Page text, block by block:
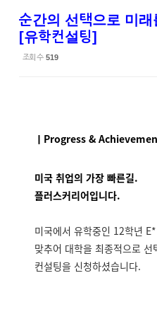
순간의 선택으로 미
[유학컨설팅]
조회 수 519
ㅣProgress &
미국 취업의 가장 빠른길.
플러스커리어입니다.
미국에서 유학중인 12학년
맞추어 대학을 최종적으로
컨설팅을 신청하셨습니다.